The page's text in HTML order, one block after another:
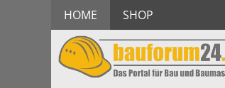
HOME SHOP